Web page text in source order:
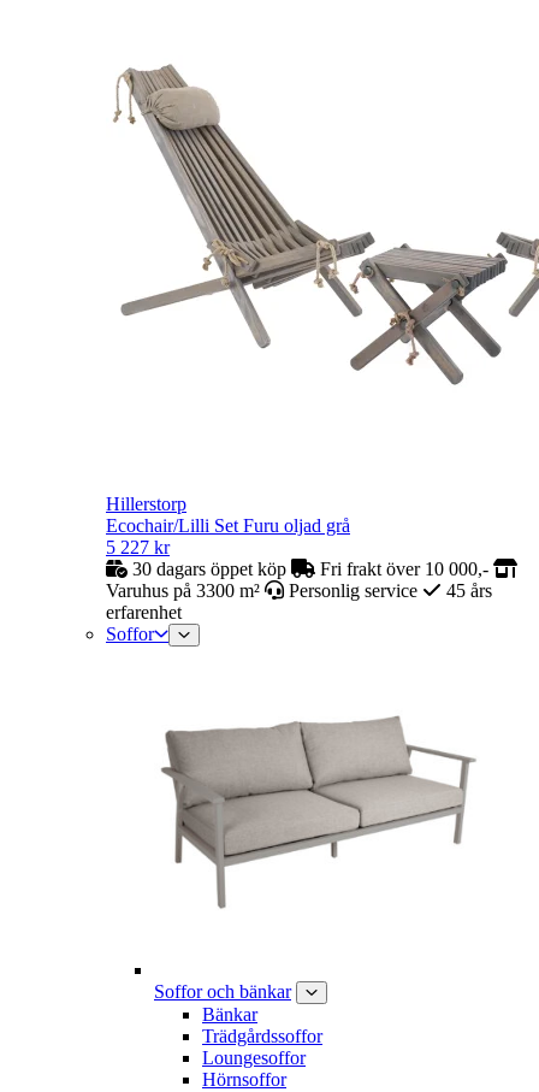
Hillerstorp
Ecochair/Lilli Set Furu oljad grå
5 227 kr
30 dagars öppet köp
Fri frakt över 10 000,-
Varuhus på 3300 m²
Personlig service
45 års
erfarenhet
Soffor
Soffor och bänkar
Bänkar
Trädgårdssoffor
Loungesoffor
Hörnsoffor